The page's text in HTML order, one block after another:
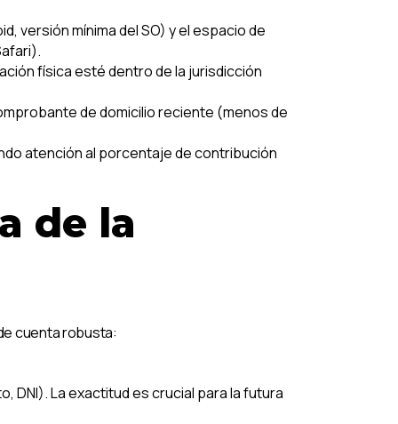
versión mínima del SO) y el espacio de
física esté dentro de la jurisdicción
de domicilio reciente (menos de
atención al porcentaje de contribución
de la
cuenta robusta:
DNI). La exactitud es crucial para la futura